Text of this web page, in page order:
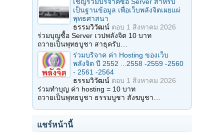
เป็นฐานข้อมูล เพื่อเว็บพลังจิตเผยแผ่
พุทธศาสนา
ธรรมวิวัฒน์ ตอบ 1 สิงหาคม 2026
ร่วมบุญซื้อ Server เวปพลังจิต 10 บาท
ถวายเป็นพุทธบูชา สาธุครับ…
ร่วมบริจาค ค่า Hosting ของเว็บ
พลังจิต ปี 2552 ...2558 -2559 -2560
- 2561 -2564
ธรรมวิวัฒน์ ตอบ 1 สิงหาคม 2026
ร่วมทำบุญ ค่า hosting = 10 บาท
ถวายเป็นพุทธบูชา ธรรมบูชา สังฆบูชา…
แชร์หน้านี้